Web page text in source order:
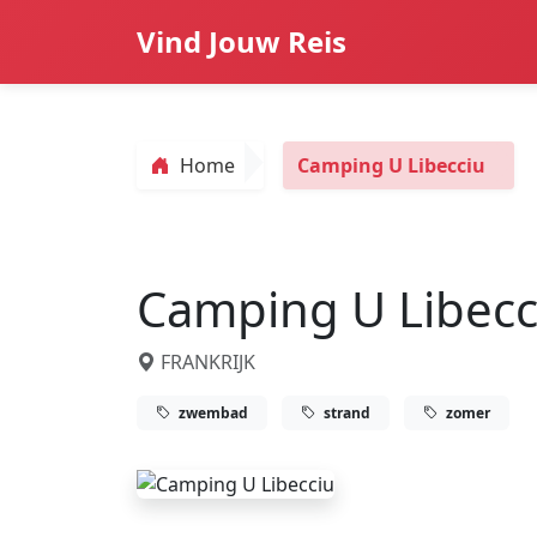
Vind Jouw Reis
Home Camping U Libecciu
Camping U
FRANKRIJK
zwembad strand zomer